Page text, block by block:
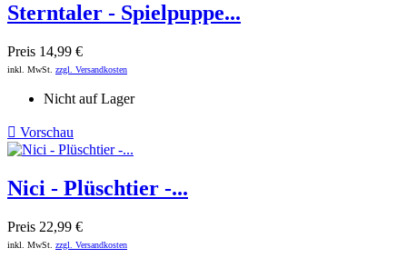
Sterntaler - Spielpuppe...
Preis 14,99 €
inkl. MwSt. zzgl. Versandkosten
Nicht auf Lager
 Vorschau
Nici - Plüschtier -...
Preis 22,99 €
inkl. MwSt. zzgl. Versandkosten